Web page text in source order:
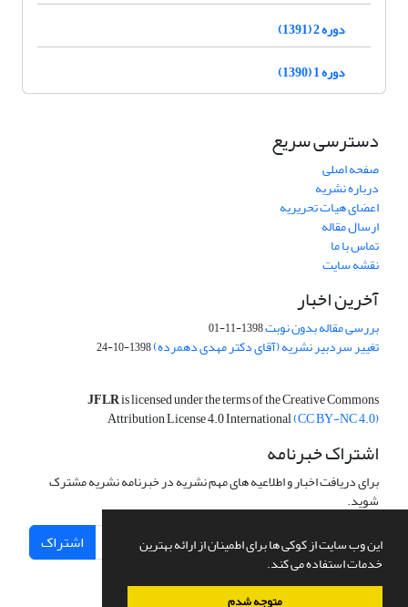
این وب سایت از کوکی ها برای اطمینان از ارائه بهترین
خدمات استفاده می کند.
متوجه شدم
دوره 2 (1391)
دوره 1 (1390)
دسترسی سریع
صفحه اصلی
درباره نشریه
اعضای هیات تحریریه
ارسال مقاله
تماس با ما
نقشه سایت
آخرین اخبار
بررسی مقاله بدون نوبت1398-11-01
تغییر سردبیر نشریه (آقای دکتر مهدی دهمرده)1398-10-24
JFLRis licensed under the terms of the Creative Commons
Attribution License 4.0 International(CC BY-NC 4.0)
اشتراک خبرنامه
برای دریافت اخبار و اطلاعیه های مهم نشریه در خبرنامه نشریه مشترک
شوید.
اشتراک